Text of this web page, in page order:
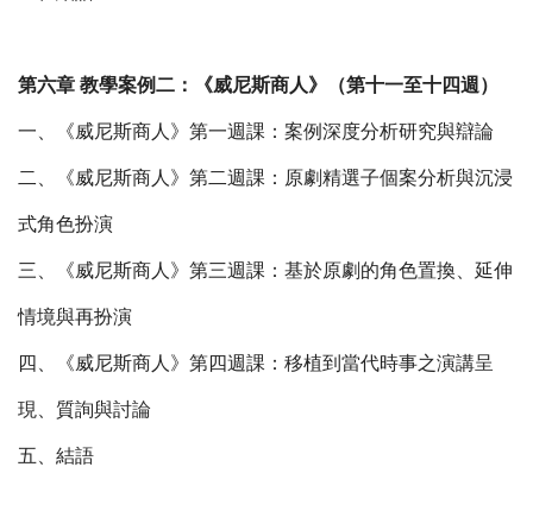
第六章 教學案例二：《威尼斯商人》（第十一至十四週）
一、《威尼斯商人》第一週課：案例深度分析研究與辯論
二、《威尼斯商人》第二週課：原劇精選子個案分析與沉浸
式角色扮演
三、《威尼斯商人》第三週課：基於原劇的角色置換、延伸
情境與再扮演
四、《威尼斯商人》第四週課：移植到當代時事之演講呈
現、質詢與討論
五、結語